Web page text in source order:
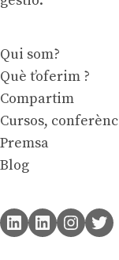
Qui som?
Què t’oferim ?
Compartim
Cursos,
Premsa
Blog